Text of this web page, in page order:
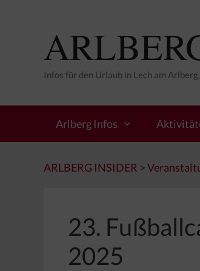
Infos für den Urlaub in Lech am
Arlberg Infos
ARLBERG INSIDER >
23.
2025